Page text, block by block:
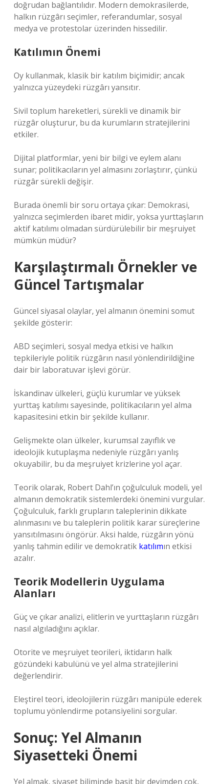
doğrudan bağlantılıdır. Modern demokrasilerde,
halkın rüzgârı seçimler, referandumlar, sosyal
medya ve protestolar üzerinden hissedilir.
Katılımın Önemi
Oy kullanmak, klasik bir katılım biçimidir; ancak
yalnızca yüzeydeki rüzgârı yansıtır.
Sivil toplum hareketleri, sürekli ve dinamik bir
rüzgâr oluşturur, bu da kurumların stratejilerini
etkiler.
Dijital platformlar, yeni bir bilgi ve eylem alanı
sunar; politikacıların yel almasını zorlaştırır, çünkü
rüzgâr sürekli değişir.
Burada önemli bir soru ortaya çıkar: Demokrasi,
yalnızca seçimlerden ibaret midir, yoksa yurttaşların
aktif katılımı olmadan sürdürülebilir bir meşruiyet
mümkün müdür?
Karşılaştırmalı Örnekler ve
Güncel Tartışmalar
Güncel siyasal olaylar, yel almanın önemini somut
şekilde gösterir:
ABD seçimleri, sosyal medya etkisi ve halkın
tepkileriyle politik rüzgârın nasıl yönlendirildiğine
dair bir laboratuvar işlevi görür.
İskandinav ülkeleri, güçlü kurumlar ve yüksek
yurttaş katılımı sayesinde, politikacıların yel alma
kapasitesini etkin bir şekilde kullanır.
Gelişmekte olan ülkeler, kurumsal zayıflık ve
ideolojik kutuplaşma nedeniyle rüzgârı yanlış
okuyabilir, bu da meşruiyet krizlerine yol açar.
Teorik olarak, Robert Dahl’ın çoğulculuk modeli, yel
almanın demokratik sistemlerdeki önemini vurgular.
Çoğulculuk, farklı grupların taleplerinin dikkate
alınmasını ve bu taleplerin politik karar süreçlerine
yansıtılmasını öngörür. Aksi halde, rüzgârın yönü
yanlış tahmin edilir ve demokratik katılımın etkisi
azalır.
Teorik Modellerin Uygulama
Alanları
Güç ve çıkar analizi, elitlerin ve yurttaşların rüzgârı
nasıl algıladığını açıklar.
Otorite ve meşruiyet teorileri, iktidarın halk
gözündeki kabulünü ve yel alma stratejilerini
değerlendirir.
Eleştirel teori, ideolojilerin rüzgârı manipüle ederek
toplumu yönlendirme potansiyelini sorgular.
Sonuç: Yel Almanın
Siyasetteki Önemi
Yel almak, siyaset biliminde basit bir deyimden çok,